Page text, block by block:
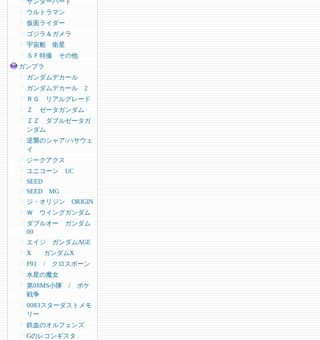
ウルトラマン
仮面ライダー
ゴジラ＆ガメラ
宇宙船 衛星
ＳＦ特撮 その他
ガンプラ
ガンダムデカール
ガンダムデカール 2
ＲＧ リアルグレード
Ｚ ゼータガンダム
ＺＺ ダブルゼータガ
ンダム
逆襲のシャア/ハサウェ
イ
ジークアクス
ユニコーン UC
SEED
SEED MG
ジ・オリジン ORIGIN
Ｗ ウイングガンダム
ダブルオー ガンダム
00
エイジ ガンダムAGE
X ガンダムX
F91 / クロスボーン
水星の魔女
第08MS小隊 / ポケ
戦争
0083スターダストメモ
リー
鉄血のオルフェンズ
Gのレコンギスタ